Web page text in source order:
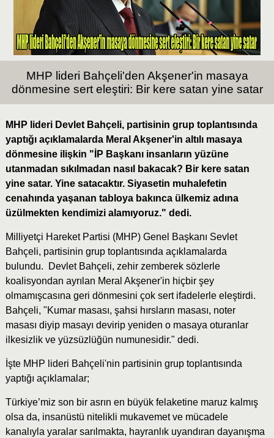
MHP lideri Bahçeli'den Akşener'in masaya
dönmesine sert eleştiri: Bir kere satan yine satar
MHP lideri Devlet Bahçeli, partisinin grup toplantısında
yaptığı açıklamalarda Meral Akşener'in altılı masaya
dönmesine ilişkin "İP Başkanı insanların yüzüne
utanmadan sıkılmadan nasıl bakacak? Bir kere satan
yine satar. Yine satacaktır. Siyasetin muhalefetin
cenahında yaşanan tabloya bakınca ülkemiz adına
üzülmekten kendimizi alamıyoruz." dedi.
Milliyetçi Hareket Partisi (MHP) Genel Başkanı Sevlet
Bahçeli, partisinin grup toplantısında açıklamalarda
bulundu. Devlet Bahçeli, zehir zemberek sözlerle
koalisyondan ayrılan Meral Akşener'in hiçbir şey
olmamışcasına geri dönmesini çok sert ifadelerle eleştirdi.
Bahçeli, "Kumar masası, şahsi hırsların masası, noter
masası diyip masayı devirip yeniden o masaya oturanlar
ilkesizlik ve yüzsüzlüğün numunesidir." dedi.
İşte MHP lideri Bahçeli'nin partisinin grup toplantısında
yaptığı açıklamalar;
Türkiye’miz son bir asrın en büyük felaketine maruz kalmış
olsa da, insanüstü nitelikli mukavemet ve mücadele
kanalıyla yaralar sarılmakta, hayranlık uyandıran dayanışma